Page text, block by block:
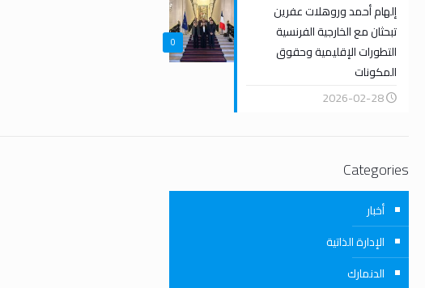
0
إلهام أحمد وروهلات عفرين
تبحثان مع الخارجية الفرنسية
التطورات الإقليمية وحقوق
المكونات
2026-02-28
Categories
أخبار
الإدارة الذاتية
الدنمارك